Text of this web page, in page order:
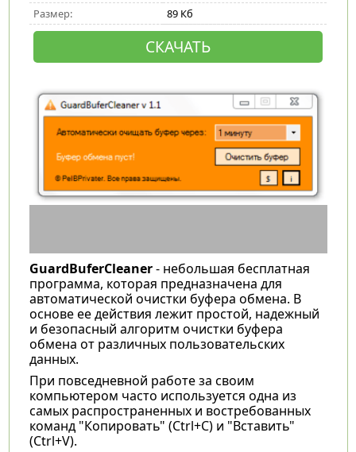
Размер: 89 Кб
СКАЧАТЬ
GuardBuferCleaner- небольшая бесплатная
программа, которая предназначена для
автоматической очистки буфера обмена. В
основе ее действия лежит простой, надежный
и безопасный алгоритм очистки буфера
обмена от различных пользовательских
данных.
При повседневной работе за своим
компьютером часто используется одна из
самых распространенных и востребованных
команд "Копировать" (Ctrl+C) и "Вставить"
(Ctrl+V).